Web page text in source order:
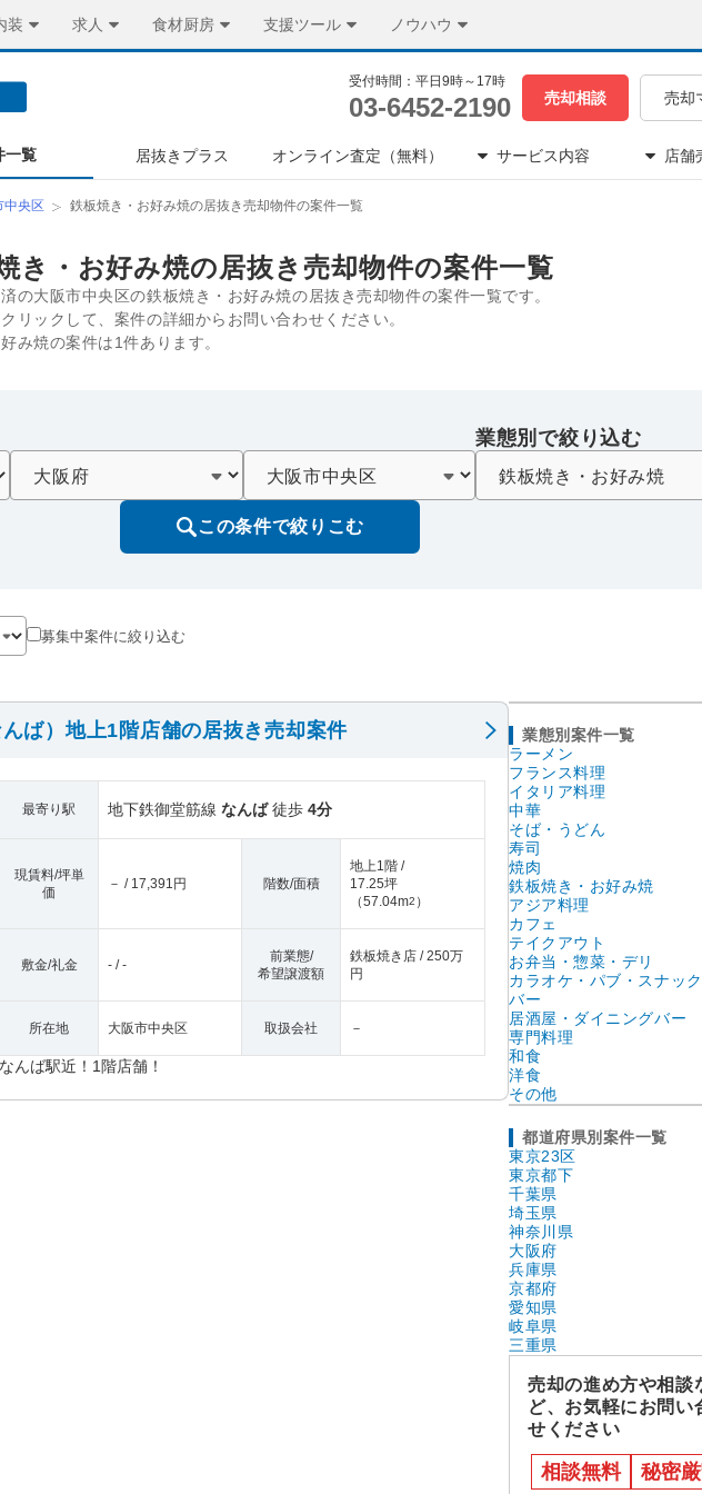
装 求人 食材厨房 支援ツール ノウハウ
受付時間：平日9時～17時
03-6452-2190 売却相談 売却
一覧 居抜きプラス オンライン査定（無料） サービス内容 店舗
中央区 鉄板焼き・お好み焼の居抜き売却物件の案件一覧
き・お好み焼の居抜き売却物件の案件一覧
の大阪市中央区の鉄板焼き・お好み焼の居抜き売却物件の案件一覧です。
リックして、案件の詳細からお問い合わせください。
み焼の案件は1件あります。
業態別で絞り込む
この条件で絞りこむ
募集中案件に絞り込む
ば）地上1階店舗の居抜き売却案件
最寄り駅 地下鉄御堂筋線 なんば徒歩 4分
現賃料/坪単
価
－ / 17,391円 階数/面積
地上1階 /
17.25坪
（57.04m2 ）
敷金/礼金 - / -
前業態/
希望譲渡額
鉄板焼き店 / 250万
円
所在地 大阪市中央区 取扱会社 －
なんば駅近！1階店舗！
業態別案件一覧
ラーメン
フランス料理
イタリア料理
中華
そば・うどん
寿司
焼肉
鉄板焼き・お好み焼
アジア料理
カフェ
テイクアウト
お弁当・惣菜・デリ
カラオケ・パブ・スナック
バー
居酒屋・ダイニングバー
専門料理
和食
洋食
その他
都道府県別案件一覧
東京23区
東京都下
千葉県
埼玉県
神奈川県
大阪府
兵庫県
京都府
愛知県
岐阜県
三重県
売却の進め方や相談
ど、お気軽にお問い
せください
相談無料 秘密